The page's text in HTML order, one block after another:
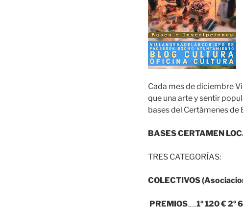
Cada mes de diciembre
que una arte y sentir
bases del Certámenes
BASES CERTAMEN
TRES CATEGORÍAS:
COLECTIVOS
PREMIOS__1º 120 € 2º